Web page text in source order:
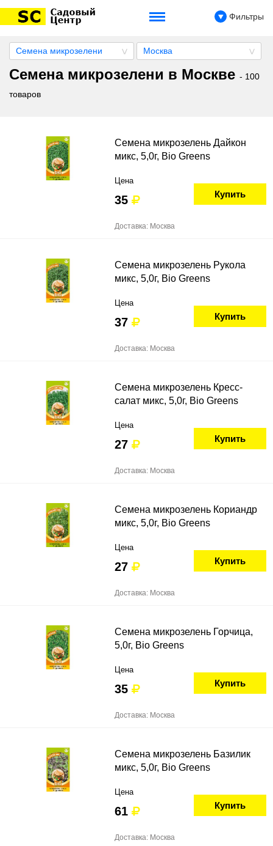
Фильтры
Семена микрозелени Москва
Семена микрозелени в Москве - 100
товаров
Семена микрозелень Дайкон
микс, 5,0г, Bio Greens
Цена
35 Купить
Доставка: Москва
Семена микрозелень Рукола
микс, 5,0г, Bio Greens
Цена
37 Купить
Доставка: Москва
Семена микрозелень Кресс-
салат микс, 5,0г, Bio Greens
Цена
27 Купить
Доставка: Москва
Семена микрозелень Кориандр
микс, 5,0г, Bio Greens
Цена
27 Купить
Доставка: Москва
Семена микрозелень Горчица,
5,0г, Bio Greens
Цена
35 Купить
Доставка: Москва
Семена микрозелень Базилик
микс, 5,0г, Bio Greens
Цена
61 Купить
Доставка: Москва